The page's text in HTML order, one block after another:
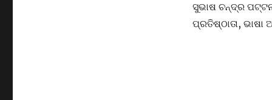
ସୁଭାଷ ଚନ୍ଦ୍ର
ପ୍ରତିଷ୍ଠାତା,